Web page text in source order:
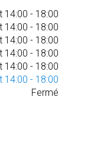
14:00 - 18:00
14:00 - 18:00
14:00 - 18:00
14:00 - 18:00
14:00 - 18:00
14:00 - 18:00
Fermé